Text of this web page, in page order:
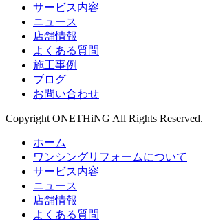
サービス内容
ニュース
店舗情報
よくある質問
施工事例
ブログ
お問い合わせ
Copyright ONETHiNG All Rights Reserved.
ホーム
ワンシングリフォームについて
サービス内容
ニュース
店舗情報
よくある質問